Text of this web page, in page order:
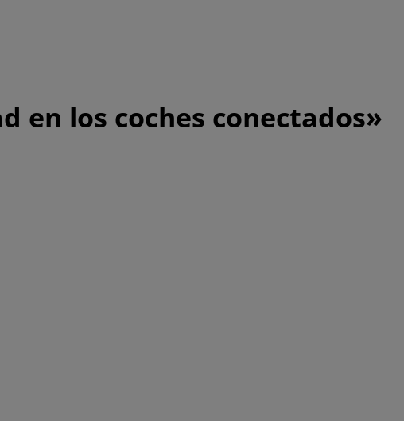
en los coches conectados»